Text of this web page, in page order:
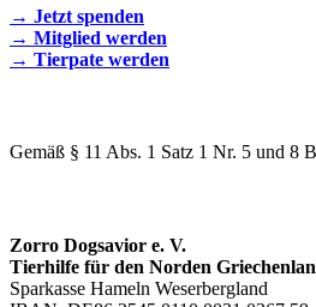
→ Jetzt spenden
→ Mitglied werden
→ Tierpate werden
Gemäß § 11 Abs. 1 Satz 1 Nr. 5 und 8
Zorro Dogsavior e. V.
Tierhilfe für den Norden
Sparkasse Hameln Weserbergland